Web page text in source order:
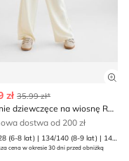
produktu
zł 35.99 zł*
Spodnie dziewczęce na wiosnę Reserved
dostwa od 200 zł
122/128 (6-8 lat) | 134/140 (8-9 lat) | 146/152 (10-11 lat) | 158/164 (12-13 lat)
cena w okresie 30 dni przed obniżką